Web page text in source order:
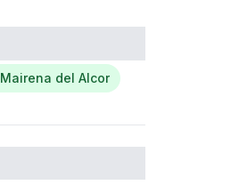
Mairena del Alcor